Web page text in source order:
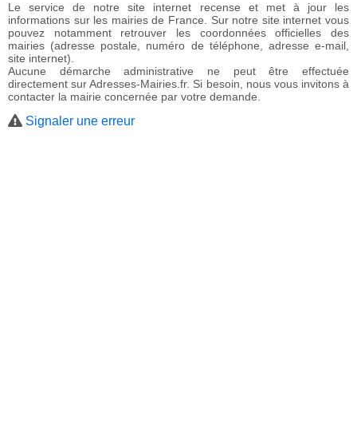
Le service de notre site internet recense et met à jour les
informations sur les mairies de France. Sur notre site internet vous
pouvez notamment retrouver les coordonnées officielles des
mairies (adresse postale, numéro de téléphone, adresse e-mail,
site internet).
Aucune démarche administrative ne peut être effectuée
directement sur Adresses-Mairies.fr. Si besoin, nous vous invitons à
contacter la mairie concernée par votre demande.
Signaler une erreur